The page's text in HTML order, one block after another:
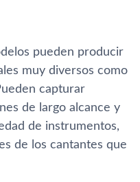
pueden producir
muy diversos como
capturar
de largo alcance y
de instrumentos,
de los cantantes que